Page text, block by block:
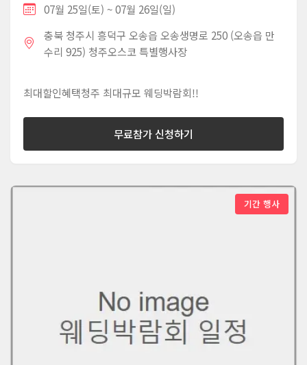
07월 25일(토) ~ 07월 26일(일)
충북 청주시 흥덕구 오송읍 오송생명로 250 (오송읍 만
수리 925) 청주오스코 특별행사장
최대할인혜택청주 최대규모 웨딩박람회!!
무료참가 신청하기
기간 행사